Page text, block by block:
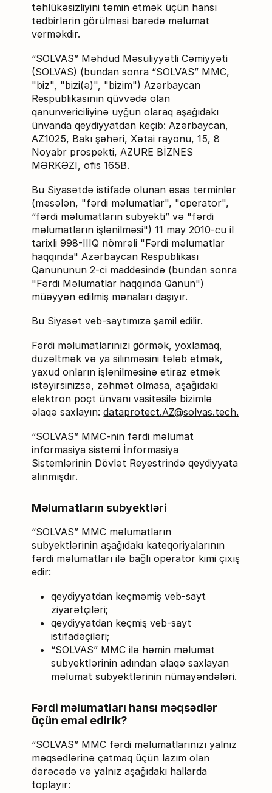
təhlükəsizliyini təmin etmək üçün hansı
tədbirlərin görülməsi barədə məlumat
verməkdir.
“SOLVAS” Məhdud Məsuliyyətli Cəmiyyəti
(SOLVAS) (bundan sonra “SOLVAS” MMC,
"biz", "bizi(ə)", "bizim") Azərbaycan
Respublikasının qüvvədə olan
qanunvericiliyinə uyğun olaraq aşağıdakı
ünvanda qeydiyyatdan keçib: Azərbaycan,
AZ1025, Bakı şəhəri, Xətai rayonu, 15, 8
Noyabr prospekti, AZURE BİZNES
MƏRKƏZİ, ofis 165B.
Bu Siyasətdə istifadə olunan əsas terminlər
(məsələn, "fərdi məlumatlar", "operator",
“fərdi məlumatların subyekti” və "fərdi
məlumatların işlənilməsi") 11 may 2010-cu il
tarixli 998-IIIQ nömrəli "Fərdi məlumatlar
haqqında" Azərbaycan Respublikası
Qanununun 2-ci maddəsində (bundan sonra
"Fərdi Məlumatlar haqqında Qanun")
müəyyən edilmiş mənaları daşıyır.
Bu Siyasət veb-saytımıza şamil edilir.
Fərdi məlumatlarınızı görmək, yoxlamaq,
düzəltmək və ya silinməsini tələb etmək,
yaxud onların işlənilməsinə etiraz etmək
istəyirsinizsə, zəhmət olmasa, aşağıdakı
elektron poçt ünvanı vasitəsilə bizimlə
əlaqə saxlayın:dataprotect.AZ@solvas.tech.
“SOLVAS” MMC-nin fərdi məlumat
informasiya sistemi İnformasiya
Sistemlərinin Dövlət Reyestrində qeydiyyata
alınmışdır.
Məlumatların subyektləri
“SOLVAS” MMC məlumatların
subyektlərinin aşağıdakı kateqoriyalarının
fərdi məlumatları ilə bağlı operator kimi çıxış
edir:
qeydiyyatdan keçməmiş veb-sayt
ziyarətçiləri;
qeydiyyatdan keçmiş veb-sayt
istifadəçiləri;
“SOLVAS” MMC ilə həmin məlumat
subyektlərinin adından əlaqə saxlayan
məlumat subyektlərinin nümayəndələri.
Fərdi məlumatları hansı məqsədlər
üçün emal edirik?
“SOLVAS” MMC fərdi məlumatlarınızı yalnız
məqsədlərinə çatmaq üçün lazım olan
dərəcədə və yalnız aşağıdakı hallarda
toplayır: